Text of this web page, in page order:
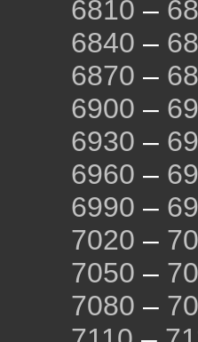
6810 –
6840 –
6870 –
6900 –
6930 –
6960 –
6990 –
7020 –
7050 –
7080 –